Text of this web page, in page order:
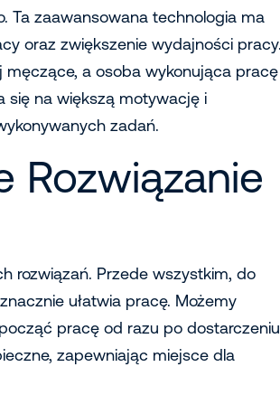
Ta zaawansowana technologia ma
oraz zwiększenie wydajności
a osoba wykonująca pracę
się na większą motywację i
zadań.
Rozwiązanie
rozwiązań. Przede wszystkim, do
ułatwia pracę. Możemy
pracę od razu po dostarczeniu
zapewniając miejsce dla